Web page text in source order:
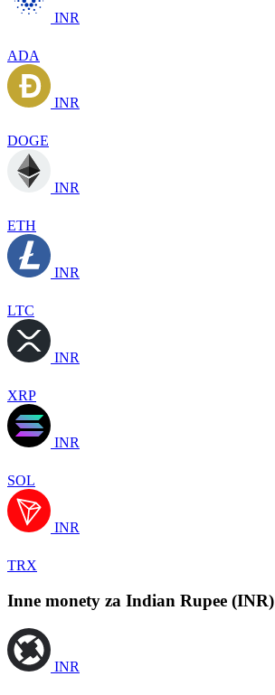
INR
ADA
INR
DOGE
INR
ETH
INR
LTC
INR
XRP
INR
SOL
INR
TRX
Inne monety za Indian Rupee (INR)
INR